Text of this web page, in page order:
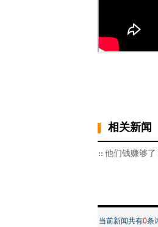
相关新闻
他们钱赚够
当前新闻共有0条